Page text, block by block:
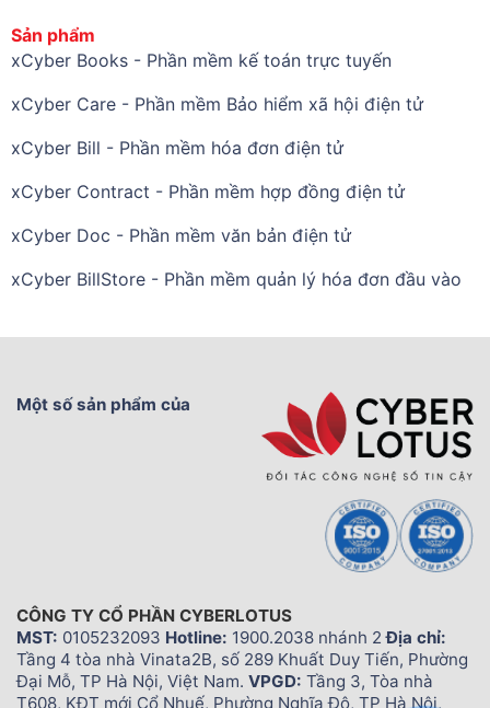
Sản phẩm
xCyber Books - Phần mềm kế toán trực tuyến
xCyber Care - Phần mềm Bảo hiểm xã hội điện tử
xCyber Bill - Phần mềm hóa đơn điện tử
xCyber Contract - Phần mềm hợp đồng điện tử
xCyber Doc - Phần mềm văn bản điện tử
xCyber BillStore - Phần mềm quản lý hóa đơn đầu vào
Một số sản phẩm của
CÔNG TY CỔ PHẦN CYBERLOTUS
MST: 0105232093 Hotline: 1900.2038 nhánh 2Địa chỉ:
Tầng 4 tòa nhà Vinata2B, số 289 Khuất Duy Tiến, Phường
Đại Mỗ, TP Hà Nội, Việt Nam. VPGD: Tầng 3, Tòa nhà
T608, KĐT mới Cổ Nhuế, Phường Nghĩa Đô, TP Hà Nội,